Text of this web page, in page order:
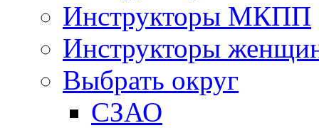
Инструкторы МКПП
Инструкторы
Выбрать округ
СЗАО